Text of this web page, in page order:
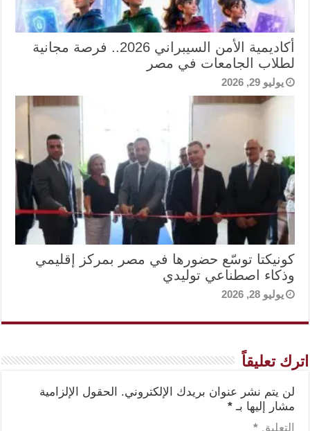
أكاديمية الأمن السيبراني 2026.. فرصة مجانية
لطلاب الجامعات في مصر
يوليو 29, 2026
كونيكتا توسّع حضورها في مصر بمركز إقليمي
وذكاء اصطناعي توليدي
يوليو 28, 2026
اترك تعليقاً
لن يتم نشر عنوان بريدك الإلكتروني.
الحقول الإلزامية
مشار إليها بـ *
التعليق *